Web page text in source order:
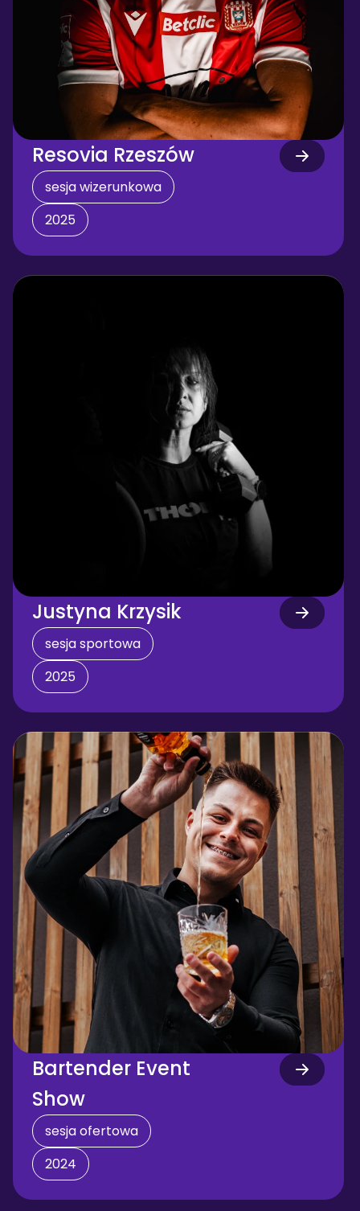
Resovia Rzeszów
sesja wizerunkowa
2025
Justyna Krzysik
sesja sportowa
2025
Bartender Event
Show
sesja ofertowa
2024